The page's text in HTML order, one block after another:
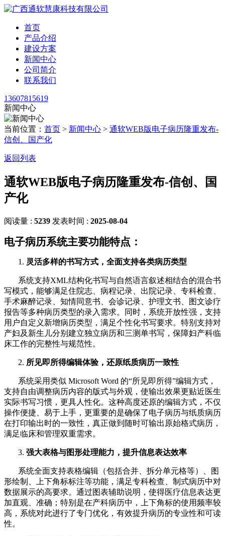
首页
产品介绍
建设方案
新闻中心
公司简介
联系我们
13607815619
新闻中心
当前位置： 首页 > 新闻中心 > 通软WEB版电子病历隆重发布-
信创、国产化
返回列表
通软WEB版电子病历隆重发布-信创、国
产化
阅读量 : 5239 发表时间 : 2025-08-04
电子病历系统主要功能特点：
1. 灵活多样的书写方式，全面支持各类病历类型
系统支持XML结构化书写与自然语言叙述相结合的混合书
写模式，能够满足住院志、病程记录、出院记录、专科检查、
手术麻醉记录、知情同意书、会诊记录、护理文书、图文诊疗
报告等多种病历类型的录入需求。同时，系统开放性强，支持
用户自定义新增病历类型，满足个性化书写要求。特别支持对
产妇及新生儿分别建立独立病历和三测单书写，保障妇产科临
床工作的完整性与规范性。
2. 所见即所得编辑体验，还原纸质病历一致性
系统采用类似 Microsoft Word 的“所见即所得”编辑方式，
支持自由调整病历内容的版式与外观，使输出效果更贴近医生
实际书写习惯，更具人性化。这种高度还原的编辑方式，不仅
操作便捷、易于上手，更重要的是确保了电子病历与纸质病历
在打印输出时的一致性，真正做到随时可输出原始格式病历，
满足临床和管理双重需求。
3. 强大表格与图形处理能力，提升信息表达效率
系统全面支持表格编辑（包括合并、拆分单元格等）、图
形绘制、上下角标标注等功能，满足专科检查、制式病历中对
数据展示的高要求。通过图表辅助说明，使得医疗信息表达更
加直观、准确；特别是在产科病历中，上下角标的使用频率较
高，系统对此进行了专门优化，有效提升病历的专业性和可读
性。